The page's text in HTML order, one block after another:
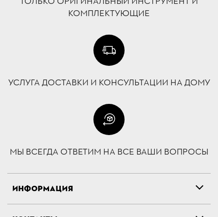
КОМПЛЕКТУЮЩИЕ
УСЛУГА ДОСТАВКИ И КОНСУЛЬТАЦИИ НА ДОМУ
МЫ ВСЕГДА ОТВЕТИМ НА ВСЕ ВАШИ ВОПРОСЫ
ИНФОРМАЦИЯ